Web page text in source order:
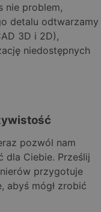
nie problem,
detalu odtwarzamy
3D i 2D),
niedostępnych
pozwól nam
dla Ciebie. Prześlij
przygotuje
abyś mógł zrobić